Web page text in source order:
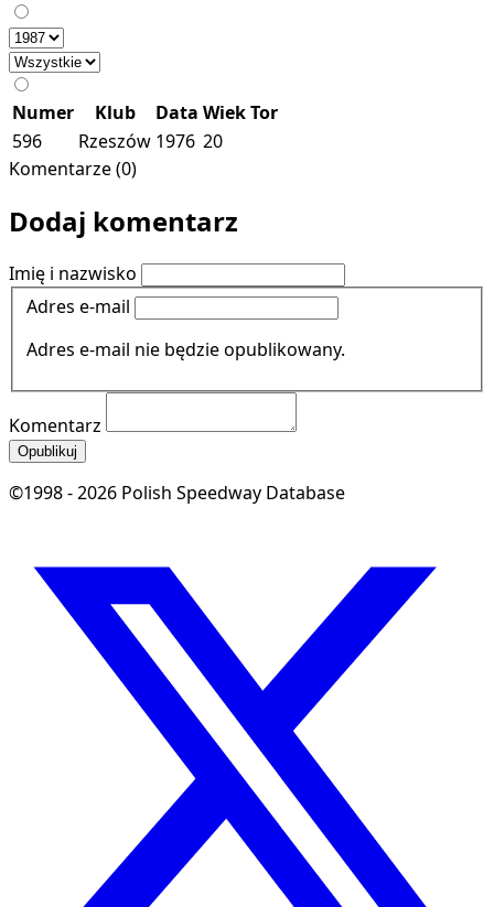
Numer Klub Data WiekTor
596
Rzeszów 1976 20
Komentarze (0)
Dodaj komentarz
Imię i nazwisko
Adres e-mail
Adres e-mail nie będzie opublikowany.
Komentarz
Opublikuj
©1998 - 2026 Polish Speedway Database